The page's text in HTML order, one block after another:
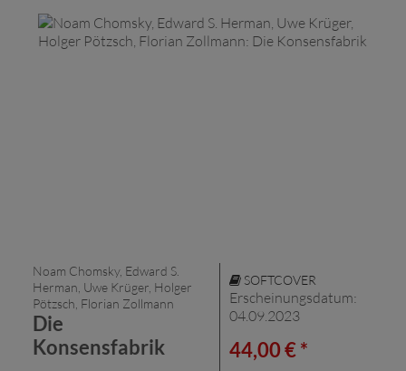
Noam Chomsky, Edward S.
Herman, Uwe Krüger, Holger
Pötzsch, Florian Zollmann
Die
Konsensfabrik
SOFTCOVER
Erscheinungsdatum:
04.09.2023
44,00 € *